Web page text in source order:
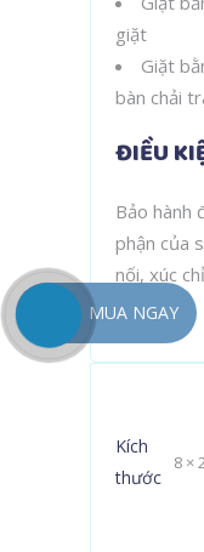
giặt
Giặt
bàn chải
ĐIỀU
Bảo hành
phận của
nối, xúc chỉ
Kích
thước
8 ×
MUA NGAY